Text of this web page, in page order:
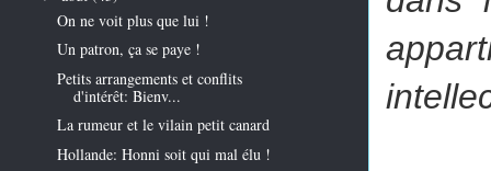
On ne voit plus que lui !
Un patron, ça se paye !
Petits arrangements et conflits
d'intérêt: Bienv...
La rumeur et le vilain petit canard
Hollande: Honni soit qui mal élu !